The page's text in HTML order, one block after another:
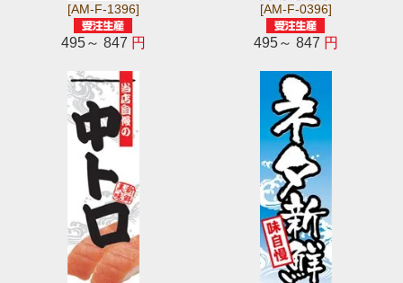
[AM-F-1396]
495～ 847 円
[AM-F-0396]
495～ 847 円